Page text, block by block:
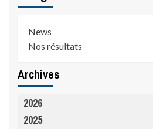
News
Nos résultats
Archives
2026
2025